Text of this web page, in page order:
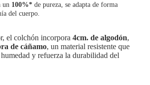
un 100%* de pureza, se adapta de forma
del cuerpo.
el colchón incorpora 4cm. de algodón,
de cáñamo, un material resistente que
y refuerza la durabilidad del